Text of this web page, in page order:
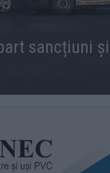
sancțiuni și